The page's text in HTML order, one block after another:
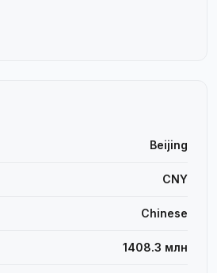
Beijing
CNY
Chinese
1408.3 млн